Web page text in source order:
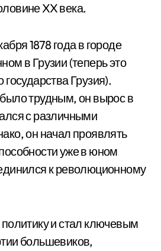
XX века.
1878 года в городе
в Грузии (теперь это
государства Грузия).
трудным, он вырос в
с различными
он начал проявлять
уже в юном
к революционному
и стал ключевым
большевиков,